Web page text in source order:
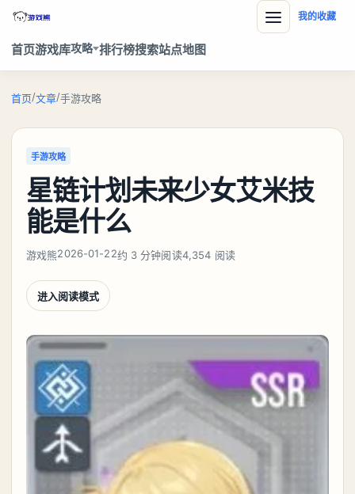
首页游戏库攻略 排行榜搜索站点地图
我的收藏
首页/文章/手游攻略
手游攻略
星链计划未来少女艾米技
能是什么
游戏熊2026-01-22约 3 分钟阅读4,354 阅读
进入阅读模式